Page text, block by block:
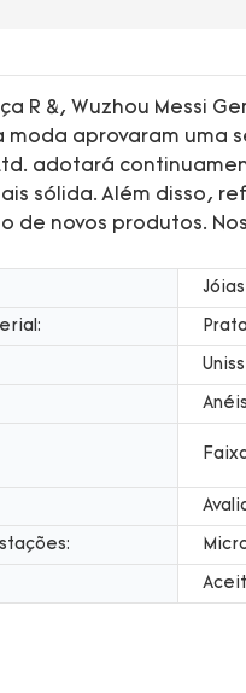
&, Wuzhou Messi
moda aprovaram uma
adotará
sólida. Além disso,
novos produtos.
Prata
Anéis